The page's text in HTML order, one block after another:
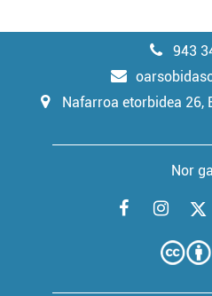
943
Nafarroa etorbidea 26,
Nor